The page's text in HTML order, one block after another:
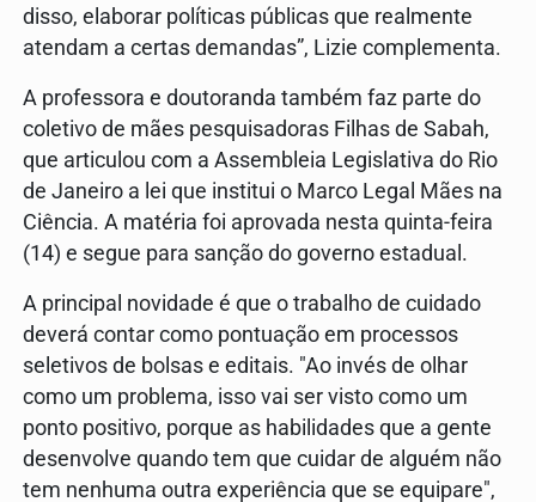
disso, elaborar políticas públicas que realmente
atendam a certas demandas”, Lizie complementa.
A professora e doutoranda também faz parte do
coletivo de mães pesquisadoras Filhas de Sabah,
que articulou com a Assembleia Legislativa do Rio
de Janeiro a lei que institui o Marco Legal Mães na
Ciência. A matéria foi aprovada nesta quinta-feira
(14) e segue para sanção do governo estadual.
A principal novidade é que o trabalho de cuidado
deverá contar como pontuação em processos
seletivos de bolsas e editais. "Ao invés de olhar
como um problema, isso vai ser visto como um
ponto positivo, porque as habilidades que a gente
desenvolve quando tem que cuidar de alguém não
tem nenhuma outra experiência que se equipare",